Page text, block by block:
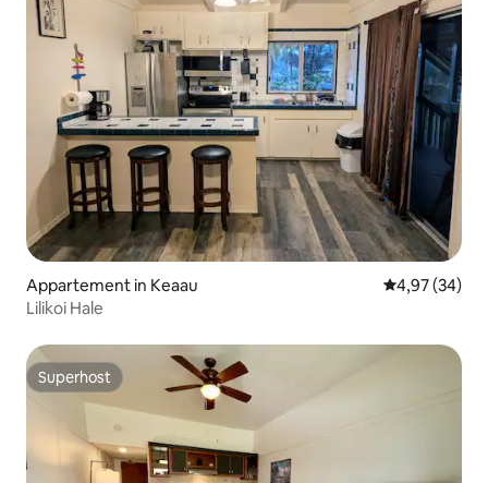
Appartement in Keaau Gemiddelde
4,97 (34)
Lilikoi Hale
Superhost
Superhost